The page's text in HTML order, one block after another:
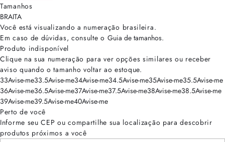
Tamanhos
BRAITA
Você está visualizando a numeração brasileira.
Em caso de dúvidas, consulte o Guia de tamanhos.
Produto indisponível
Clique na sua numeração para ver opções similares ou receber
aviso quando o tamanho voltar ao estoque.
33Avise-me33.5Avise-me34Avise-me34.5Avise-me35Avise-me35.5Avise-me
36Avise-me36.5Avise-me37Avise-me37.5Avise-me38Avise-me38.5Avise-me
39Avise-me39.5Avise-me40Avise-me
Perto de você
Informe seu CEP ou compartilhe sua localização para descobrir
produtos próximos a você